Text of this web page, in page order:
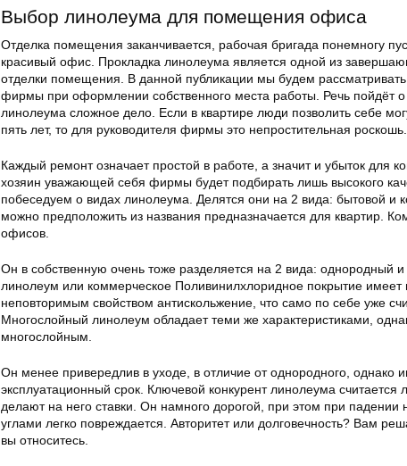
Выбор линолеума для помещения офиса
Отделка помещения заканчивается, рабочая бригада понемногу
красивый офис. Прокладка линолеума является одной из
отделки помещения. В данной публикации мы будем
фирмы при оформлении собственного места работы. Речь пойдёт
линолеума сложное дело. Если в квартире люди позволить себе
пять лет, то для руководителя фирмы это непростительная роскошь.
Каждый ремонт означает простой в работе, а значит и убыток для
хозяин уважающей себя фирмы будет подбирать лишь высокого
побеседуем о видах линолеума. Делятся они на 2 вида: бытовой и
можно предположить из названия предназначается для квартир.
офисов.
Он в собственную очень тоже разделяется на 2 вида: однородный
линолеум или коммерческое Поливинилхлоридное покрытие имеет
неповторимым свойством антискольжение, что само по себе уже
Многослойный линолеум обладает теми же характеристиками,
многослойным.
Он менее привередлив в уходе, в отличие от однородного, однако
эксплуатационный срок. Ключевой конкурент линолеума считается
делают на него ставки. Он намного дорогой, при этом при падении
углами легко повреждается. Авторитет или долговечность? Вам
вы относитесь.